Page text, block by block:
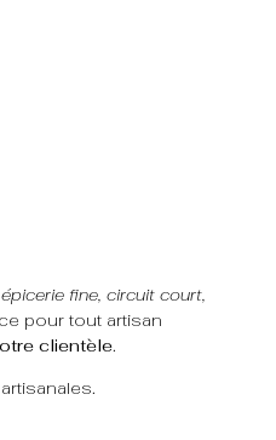
épicerie fine, circuit court,
pour tout artisan
clientèle.